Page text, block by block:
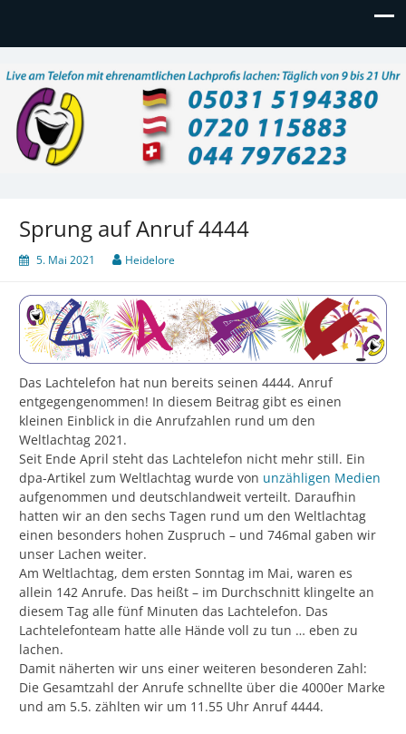
Lachtelefon
Live am Telefon mit ehrenamtlichen Lachprofis lachen:
Täglich 9 – 21 Uhr, auch am Wochenende
Sprung auf Anruf 4444
5. Mai 2021 Heidelore
Das Lachtelefon hat nun bereits seinen 4444. Anruf
entgegengenommen! In diesem Beitrag gibt es einen
kleinen Einblick in die Anrufzahlen rund um den
Weltlachtag 2021.
Seit Ende April steht das Lachtelefon nicht mehr still. Ein
dpa-Artikel zum Weltlachtag wurde von unzähligen Medien
aufgenommen und deutschlandweit verteilt. Daraufhin
hatten wir an den sechs Tagen rund um den Weltlachtag
einen besonders hohen Zuspruch – und 746mal gaben wir
unser Lachen weiter.
Am Weltlachtag, dem ersten Sonntag im Mai, waren es
allein 142 Anrufe. Das heißt – im Durchschnitt klingelte an
diesem Tag alle fünf Minuten das Lachtelefon. Das
Lachtelefonteam hatte alle Hände voll zu tun … eben zu
lachen.
Damit näherten wir uns einer weiteren besonderen Zahl:
Die Gesamtzahl der Anrufe schnellte über die 4000er Marke
und am 5.5. zählten wir um 11.55 Uhr Anruf 4444.